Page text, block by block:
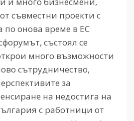
съвместни проекти с
по онова време в ЕС
състоял се
много възможности
сътрудничество,
за
на недостига на
с работници от